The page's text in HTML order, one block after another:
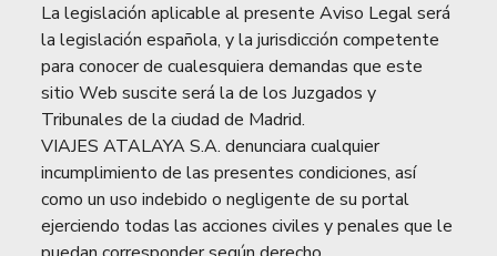
La legislación aplicable al presente Aviso Legal será
la legislación española, y la jurisdicción competente
para conocer de cualesquiera demandas que este
sitio Web suscite será la de los Juzgados y
Tribunales de la ciudad de Madrid.
VIAJES ATALAYA S.A. denunciara cualquier
incumplimiento de las presentes condiciones, así
como un uso indebido o negligente de su portal
ejerciendo todas las acciones civiles y penales que le